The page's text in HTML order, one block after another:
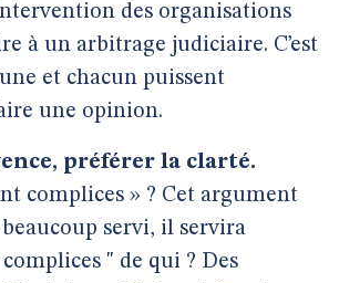
des organisations
à un arbitrage judiciaire. C’est
et chacun puissent
une opinion.
préférer la clarté.
complices » ? Cet argument
servi, il servira
" de qui ? Des